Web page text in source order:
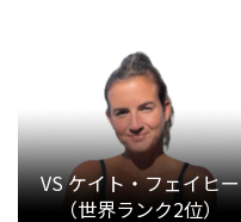
VS ケイト・フェイヒー
（世界ランク2位）